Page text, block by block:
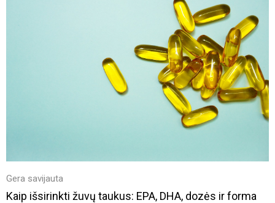
Gera savijauta
Kaip išsirinkti žuvų taukus: EPA, DHA, dozės ir forma